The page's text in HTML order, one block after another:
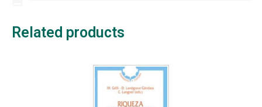
Related products